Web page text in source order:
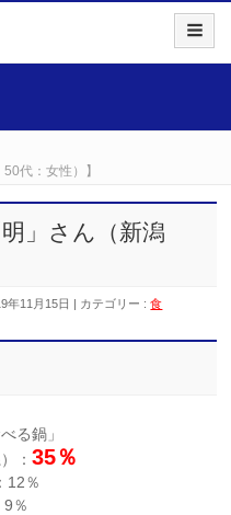
代：女性）】
」さん（新潟
年11月15日 カテゴリー :食
る鍋」
： 35％
12％
9％